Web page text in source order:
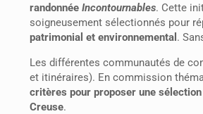
randonnée Incontournables. Cette
soigneusement sélectionnés pour
patrimonial et environnemental .
Les différentes communautés de
et itinéraires). En commission
critères pour proposer une
Creuse.